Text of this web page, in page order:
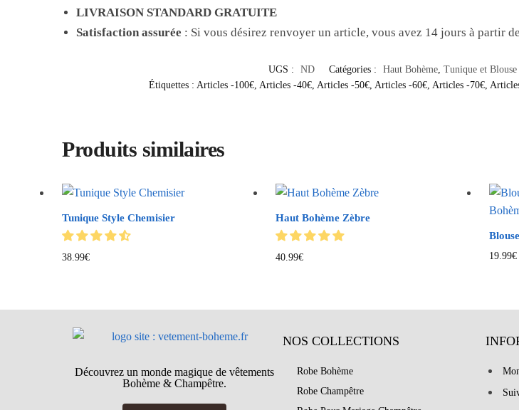
LIVRAISON STANDARD GRATUITE
Satisfaction assurée : Si vous désirez renvoyer un article, vous avez 14 jours à partir
UGS : ND Catégories : Haut Bohème, Tunique et Blouse
Étiquettes : Articles -100€, Articles -40€, Articles -50€, Articles -60€, Articles -70€,
Produits similaires
Tunique Style Chemisier
38.99€
Haut Bohème Zèbre
40.99€ 19.99€
Découvrez un monde magique de vêtements
Bohème & Champêtre.
NOS COLLECTIONS
Robe Bohème
Robe Champêtre